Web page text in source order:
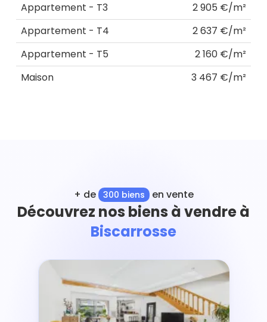
Appartement - T3
2 905 €/m²
Appartement - T4
2 637 €/m²
Appartement - T5
2 160 €/m²
Maison
3 467 €/m²
+ de 300 biens en vente
Découvrez nos biens à vendre à
Biscarrosse